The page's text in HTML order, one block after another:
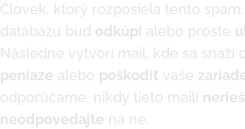
Človek, ktorý rozposiela tento
databázu buď odkúpi alebo proste
Následne vytvorí mail, kde sa snaží
peniaze alebo poškodiť vaše
odporúčame, nikdy tieto maili
neodpovedajte na ne.